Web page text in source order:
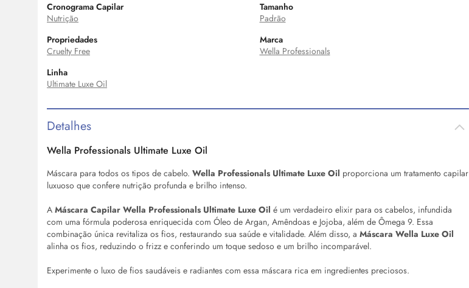
Cronograma Capilar
Nutrição
Tamanho
Padrão
Propriedades
Cruelty Free
Marca
Wella Professionals
Linha
Ultimate Luxe Oil
Detalhes
Wella Professionals Ultimate Luxe Oil
Máscara para todos os tipos de cabelo. Wella Professionals Ultimate Luxe Oil proporciona um tratamento capilar
luxuoso que confere nutrição profunda e brilho intenso.
A Máscara Capilar Wella Professionals Ultimate Luxe Oil é um verdadeiro elixir para os cabelos, infundida
com uma fórmula poderosa enriquecida com Óleo de Argan, Amêndoas e Jojoba, além de Ômega 9. Essa
combinação única revitaliza os fios, restaurando sua saúde e vitalidade. Além disso, a Máscara Wella Luxe Oil
alinha os fios, reduzindo o frizz e conferindo um toque sedoso e um brilho incomparável.
Experimente o luxo de fios saudáveis e radiantes com essa máscara rica em ingredientes preciosos.